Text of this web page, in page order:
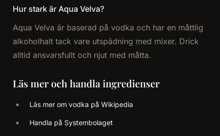
Hur stark är Aqua Velva?
Aqua Velva är baserad på vodka och har en måttlig
alkoholhalt tack vare utspädning med mixer. Drick
alltid ansvarsfullt och njut med måtta.
Läs mer och handla ingredienser
Läs mer om vodka på Wikipedia
Handla på Systembolaget